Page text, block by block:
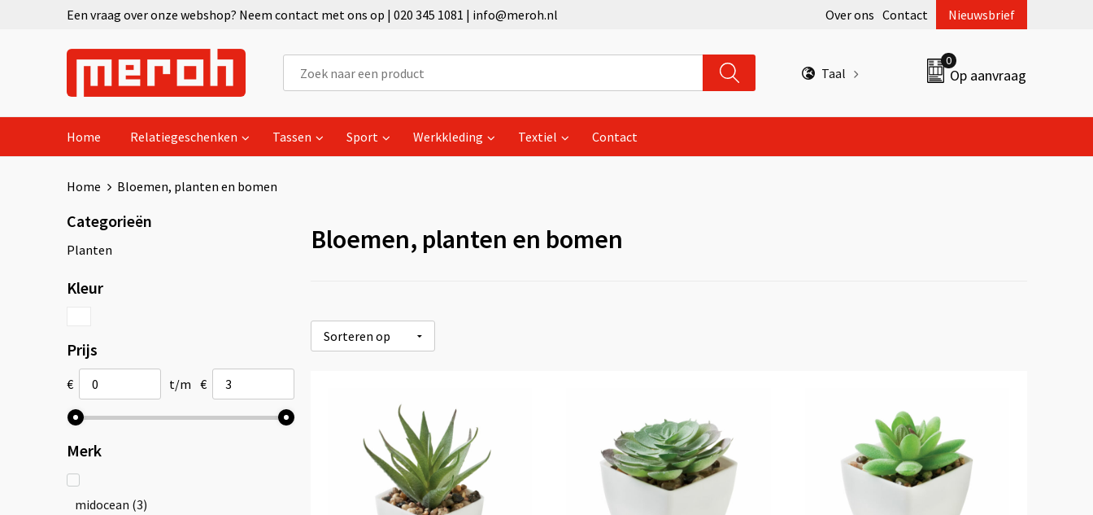
Een vraag over onze webshop? Neem contact met ons op | 020 345 1081 | info@meroh.nl Over ons Contact Nieuwsbrief
Taal
0
Op aanvraag
Home Relatiegeschenken Tassen Sport Werkkleding Textiel Contact
Home Bloemen, planten en bomen
Categorieën
Planten
Kleur
Prijs
€ t/m €
Merk
midocean (3)
Bloemen, planten en bomen